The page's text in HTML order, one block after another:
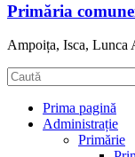
Primăria
Ampoița, Isca, Lunca
Prima pagină
Administrație
Primărie